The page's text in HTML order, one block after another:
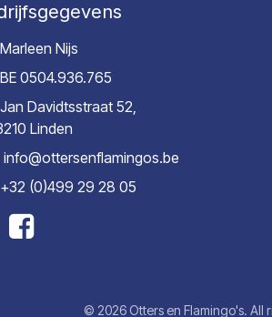
Marleen Nijs
BE 0504.936.765
Jan Davidtsstraat 52,
Linden
info@ottersenflamingos.be
+32 (0)499 29 28 05
© 2026 Otters en Flamingo's. All